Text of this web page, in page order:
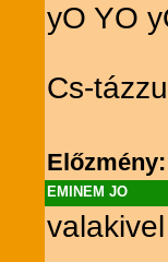
yO YO
Cs-
Előzmény:
EMINEM JO